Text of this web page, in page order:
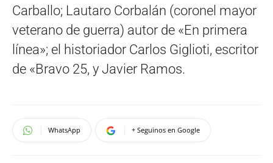
Carballo; Lautaro Corbalán (coronel mayor
veterano de guerra) autor de «En primera
línea»; el historiador Carlos Giglioti, escritor
de «Bravo 25, y Javier Ramos.
WhatsApp + Seguinos en Google